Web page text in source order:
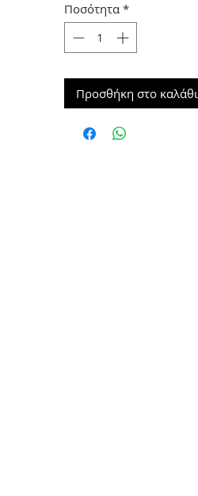
Ποσότητα *
Προσθήκη στο καλάθι